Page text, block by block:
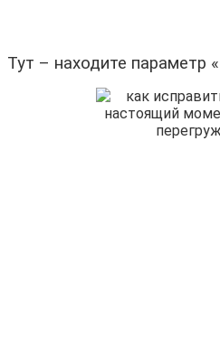
Тут – находите параметр